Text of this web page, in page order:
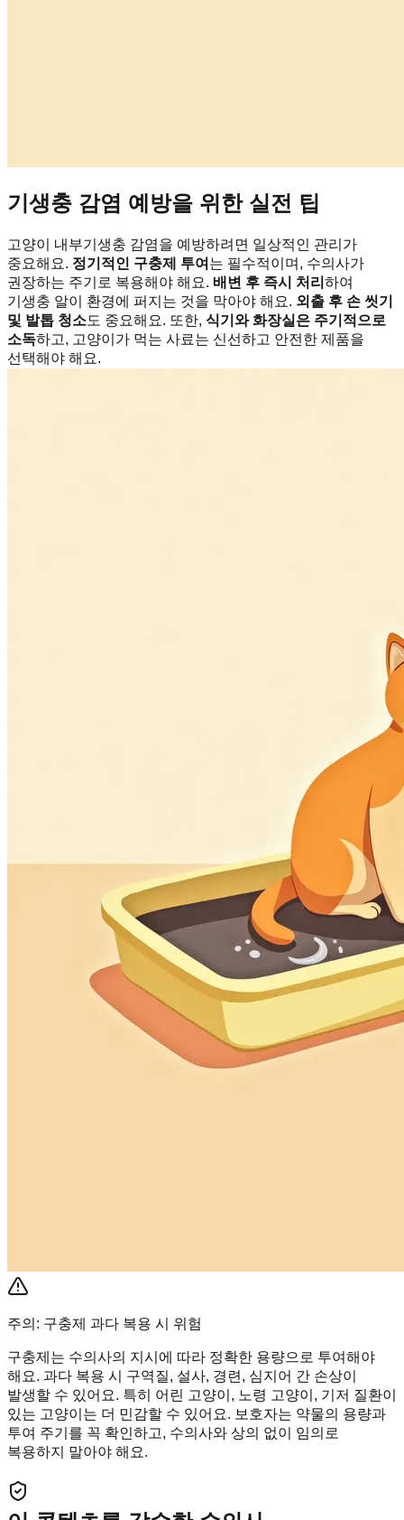
기생충 감염 예방을 위한 실전 팁
고양이 내부기생충 감염을 예방하려면 일상적인 관리가
중요해요. 정기적인 구충제 투여 는 필수적이며, 수의사가
권장하는 주기로 복용해야 해요. 배변 후 즉시 처리 하여
기생충 알이 환경에 퍼지는 것을 막아야 해요. 외출 후 손 씻기
및 발톱 청소도 중요해요. 또한, 식기와 화장실은 주기적으로
소독하고, 고양이가 먹는 사료는 신선하고 안전한 제품을
선택해야 해요.
주의: 구충제 과다 복용 시 위험
구충제는 수의사의 지시에 따라 정확한 용량으로 투여해야
해요. 과다 복용 시 구역질, 설사, 경련, 심지어 간 손상이
발생할 수 있어요. 특히 어린 고양이, 노령 고양이, 기저 질환이
있는 고양이는 더 민감할 수 있어요. 보호자는 약물의 용량과
투여 주기를 꼭 확인하고, 수의사와 상의 없이 임의로
복용하지 말아야 해요.